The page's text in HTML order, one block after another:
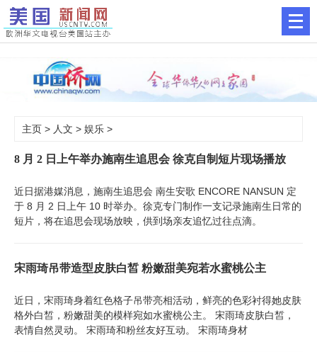
主页 > 人文 > 娱乐 >
8 月 2 日上午举办施南生追思会 徐克自制短片现场播放
近日据港媒消息，施南生追思会 南生安歌 ENCORE NANSUN 定
于 8 月 2 日上午 10 时举办。徐克专门制作一支记录施南生日常的
短片，将在追思会现场放映，供到场亲友追忆过往点滴。
宋雨琦吊带造型皮肤白皙 粉嫩甜美宛若水蜜桃公主
近日，宋雨琦身着红色格子吊带亮相活动，鲜亮的色彩衬得她皮肤
格外白皙，粉嫩甜美的模样宛如水蜜桃公主。 宋雨琦皮肤白皙，
表情自然灵动。 宋雨琦和粉丝友好互动。 宋雨琦身材